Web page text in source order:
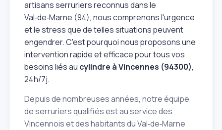
artisans serruriers reconnus dans le
Val‑de‑Marne (94), nous comprenons l'urgence
et le stress que de telles situations peuvent
engendrer. C'est pourquoi nous proposons une
intervention rapide et efficace pour tous vos
besoins liés au cylindre à Vincennes (94300),
24h/7j.
Depuis de nombreuses années, notre équipe
de serruriers qualifiés est au service des
Vincennois et des habitants du Val‑de‑Marne